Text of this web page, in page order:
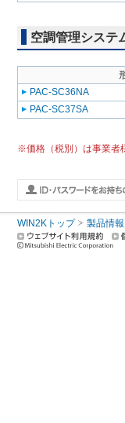
空調管理システ
PAC-SC36NA
PAC-SC37SA
※価格（税別）は事業者
WIN2Kトップ 製品情報